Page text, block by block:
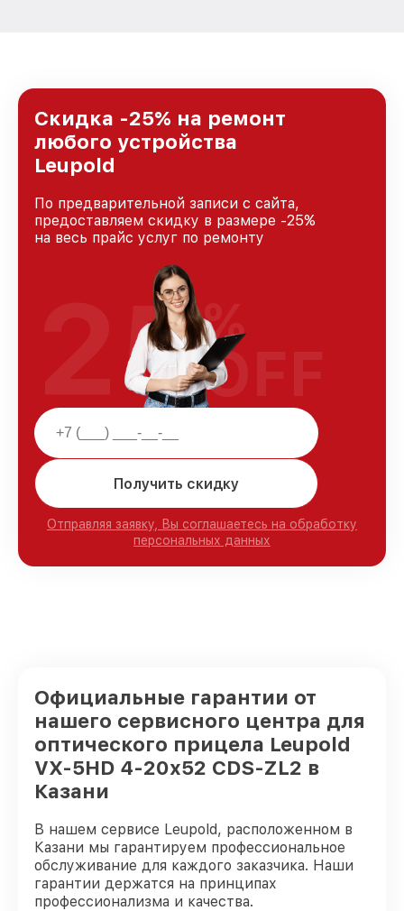
Скидка -25% на ремонт
любого устройства
Leupold
По предварительной записи с сайта,
предоставляем скидку в размере -25%
на весь прайс услуг по ремонту
Получить скидку
Отправляя заявку, Вы соглашаетесь на обработку
персональных данных
25%
OFF
Официальные гарантии от
нашего сервисного центра для
оптического прицела Leupold
VX-5HD 4-20x52 CDS-ZL2 в
Казани
В нашем сервисе Leupold, расположенном в
Казани мы гарантируем профессиональное
обслуживание для каждого заказчика. Наши
гарантии держатся на принципах
профессионализма и качества.